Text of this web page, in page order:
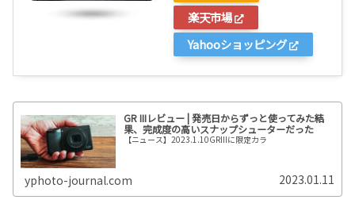
楽天市場
Yahooショッピング
GR IIIレビュー | 発売日からずっと使ってみた結
果、完成度の高いスナップシューターだった
【ニュース】2023.1.10GRIIIに限定カラ
yphoto-journal.com 2023.01.11